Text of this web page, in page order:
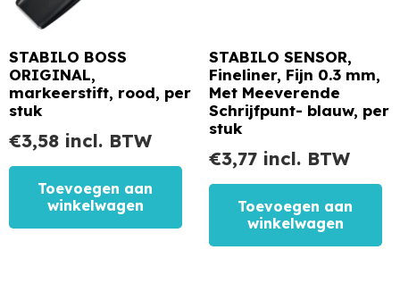
STABILO BOSS
ORIGINAL,
markeerstift, rood, per
stuk
€3,58 incl. BTW
Toevoegen aan
winkelwagen
STABILO SENSOR,
Fineliner, Fijn 0.3 mm,
Met Meeverende
Schrijfpunt- blauw, per
stuk
€3,77 incl. BTW
Toevoegen aan
winkelwagen